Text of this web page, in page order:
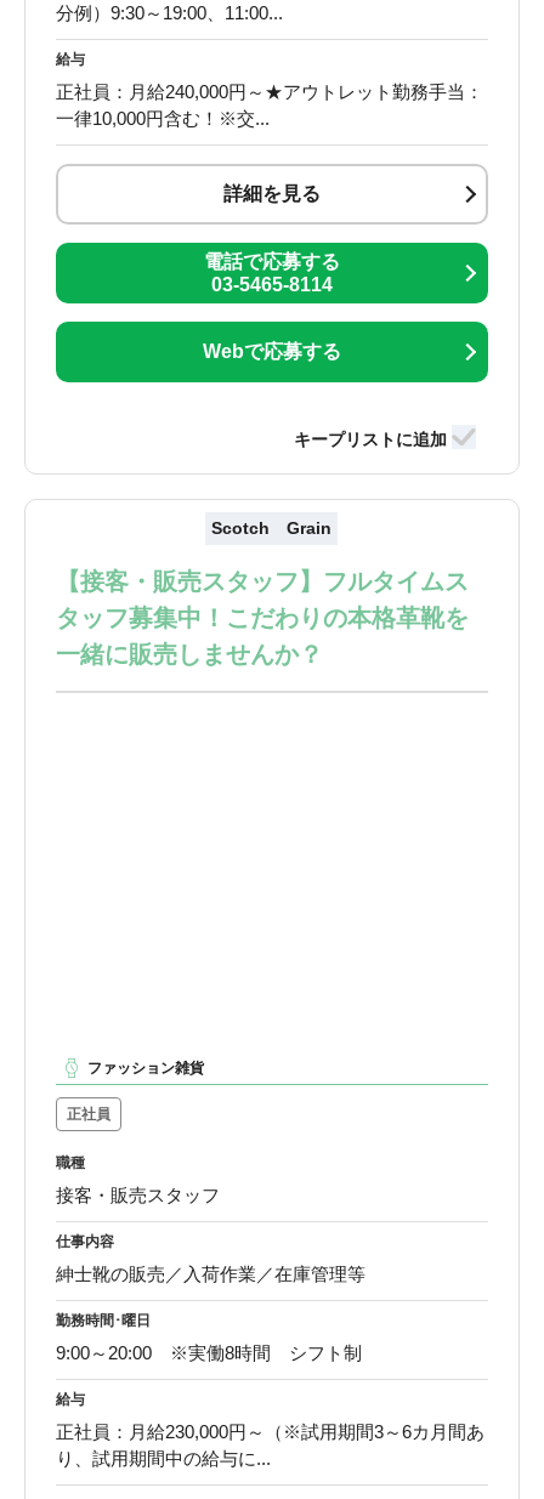
分例）9:30～19:00、11:00...
給与
正社員：月給240,000円～★アウトレット勤務手当：
一律10,000円含む！※交...
詳細を見る
電話で応募する
03-5465-8114
Webで応募する
Scotch Grain
【接客・販売スタッフ】フルタイムス
タッフ募集中！こだわりの本格革靴を
一緒に販売しませんか？
ファッション雑貨
正社員
職種
接客・販売スタッフ
仕事内容
紳士靴の販売／入荷作業／在庫管理等
勤務時間･曜日
9:00～20:00 ※実働8時間 シフト制
給与
正社員：月給230,000円～（※試用期間3～6カ月間あ
り、試用期間中の給与に...